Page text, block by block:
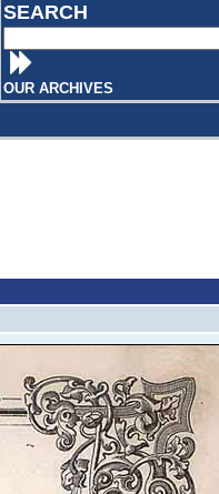
SEARCH
OUR ARCHIVES